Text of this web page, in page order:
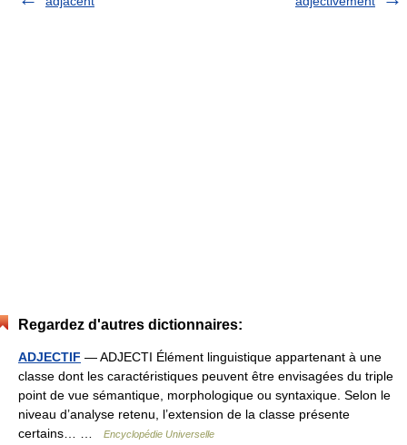
Regardez d'autres dictionnaires:
ADJECTIF — ADJECTI Élément linguistique appartenant à une
classe dont les caractéristiques peuvent être envisagées du triple
point de vue sémantique, morphologique ou syntaxique. Selon le
niveau d’analyse retenu, l’extension de la classe présente
certains… …
Encyclopédie Universelle